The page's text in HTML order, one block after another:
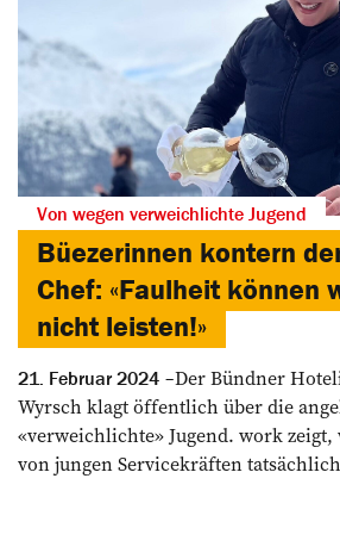
Von wegen verweichlichte Jugend
Büezerinnen kontern
Chef: «Faulheit können
nicht leisten!»
21. Februar 2024
Der Bündner
Wyrsch klagt öffentlich über die
«verweichlichte» Jugend. work
von jungen Servicekräften